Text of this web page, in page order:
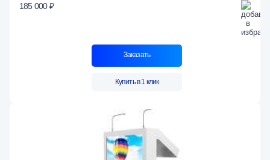
185 000 ₽
Заказать
Купить в 1 клик